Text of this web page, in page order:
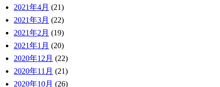
2021年4月 (21)
2021年3月 (22)
2021年2月 (19)
2021年1月 (20)
2020年12月 (22)
2020年11月 (21)
2020年10月 (26)